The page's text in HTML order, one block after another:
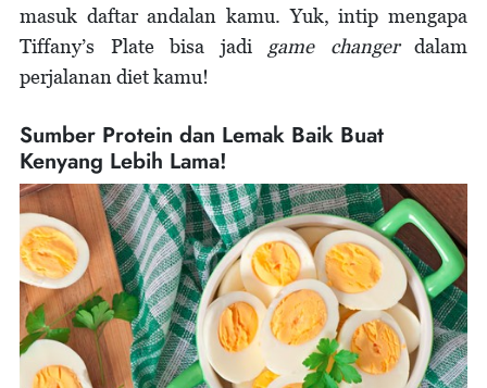
masuk daftar andalan kamu. Yuk, intip mengapa
Tiffany’s Plate bisa jadi game changerdalam
perjalanan diet kamu!
Sumber Protein dan Lemak Baik Buat
Kenyang Lebih Lama!